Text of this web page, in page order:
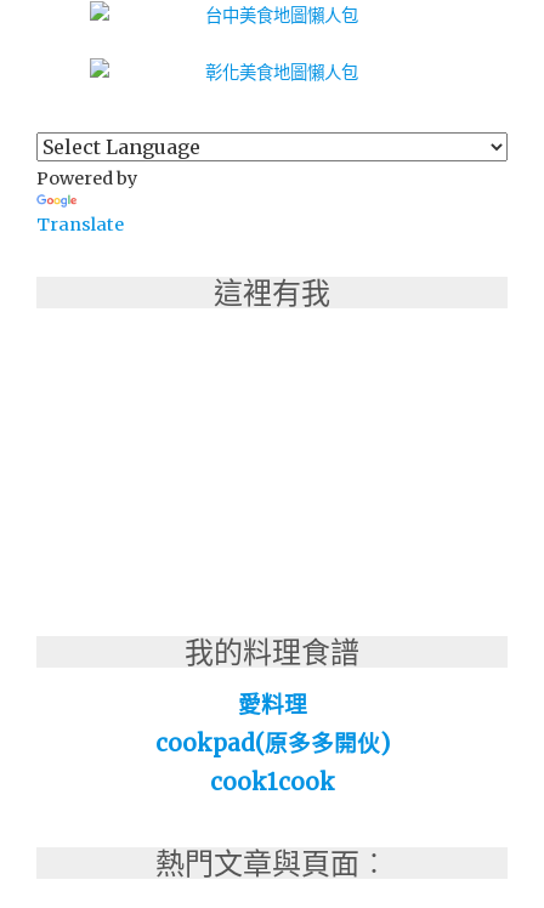
Powered by
Translate
這裡有我
我的料理食譜
愛料理
cookpad(原多多開伙)
cook1cook
熱門文章與頁面︰